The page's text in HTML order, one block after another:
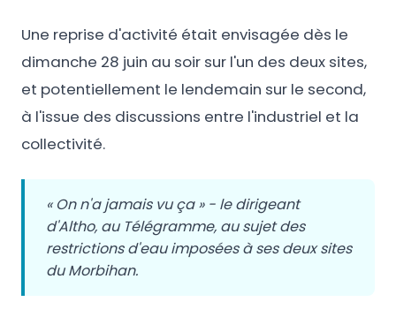
Une reprise d'activité était envisagée dès le
dimanche 28 juin au soir sur l'un des deux sites,
et potentiellement le lendemain sur le second,
à l'issue des discussions entre l'industriel et la
collectivité.
« On n'a jamais vu ça » - le dirigeant
d'Altho, au Télégramme, au sujet des
restrictions d'eau imposées à ses deux sites
du Morbihan.